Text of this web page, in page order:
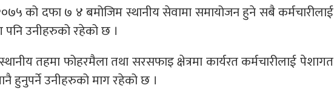
को दफा ७ ४ बमोजिम स्थानीय सेवामा समायोजन हुने सबै कर्मचारीलाई
पनि उनीहरुको रहेको छ ।
तहमा फोहरमैला तथा सरसफाइ क्षेत्रमा कार्यरत कर्मचारीलाई पेशागत
हुनुपर्ने उनीहरुको माग रहेको छ ।